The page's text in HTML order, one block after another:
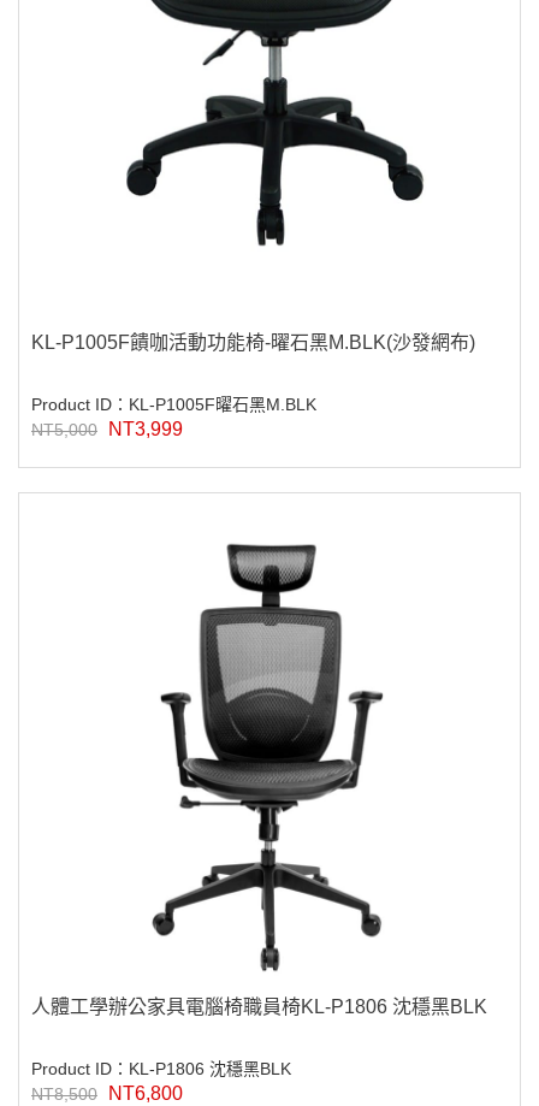
KL-P1005F饋咖活動功能椅-曜石黑M.BLK(沙發網布)
Product ID：KL-P1005F曜石黑M.BLK
NT5,000
NT3,999
人體工學辦公家具電腦椅職員椅KL-P1806 沈穩黑BLK
Product ID：KL-P1806 沈穩黑BLK
NT8,500
NT6,800